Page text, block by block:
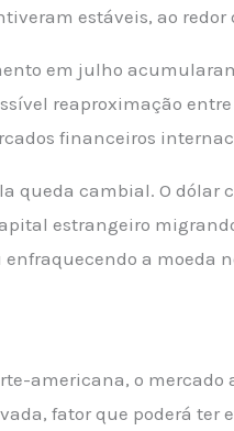
estáveis, ao redor
em julho
reaproximação
financeiros
queda cambial. O
estrangeiro
a moeda
americana, o mercado
fator que poderá ter